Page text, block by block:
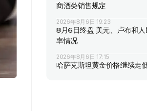
商酒类销售规定
2026年8月6日 19:23
8月6日终盘 美元、卢布和
率情况
2026年8月6日 17:15
哈萨克斯坦黄金价格继续走